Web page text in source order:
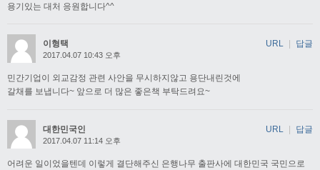
용기있는 대처 응원합니다^^
이형택
2017.04.07 10:43 오후
민간기업이 외교감정 관련 사안을 무시하지않고 용단내린것에
갈채를 보냅니다~ 앞으로 더 많은 좋은책 부탁드려요~
URL 답글
대한민국인
2017.04.07 11:14 오후
어려운 일이었을텐데 이렇게 결단해주신 은행나무 출판사에 대한민국 국민으로
URL 답글